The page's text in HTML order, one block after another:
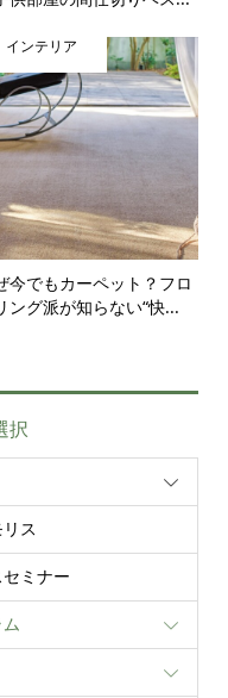
インテリア
今でもカーペット？フロ
ング派が知らない“快...
択
ス
ミナー